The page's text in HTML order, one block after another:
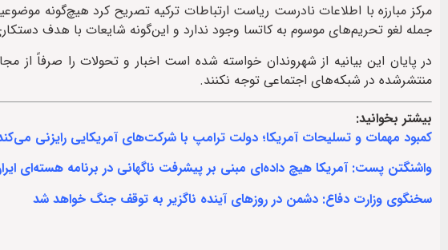
مرکز مبارزه با اطلاعات نادرست ریاست ارتباطات ترکیه تصریح کرد هیچ‌گونه
جمله لغو تحریم‌های موسوم به کاتسا وجود ندارد و این‌گونه شایعات با هدف
در پایان این بیانیه از شهروندان خواسته شده است اخبار و تحولات را صرفاً از
منتشرشده در شبکه‌های اجتماعی توجه نکنند.
بیشتر بخوانید:
کمبود مهمات و تسلیحات آمریکا؛ دولت ترامپ با شرکت‌های آمریکایی رایزنی
واشنگتن پست: آمریکا هیچ داده‌ای مبنی بر پیشرفت ناگهانی در برنامه هسته‌ای
سخنگوی وزارت دفاع: دشمن در روزهای آینده ناگزیر به توقف جنگ خواهد شد